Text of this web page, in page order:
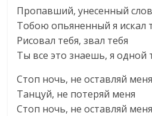
Пропавший, унесенный
Тобою опьяненный я искал
Рисовал тебя, звал тебя
Tы все это знаешь, я
Стоп ночь, не оставляй меня
Танцуй, не потеряй меня
Стоп ночь, не оставляй меня